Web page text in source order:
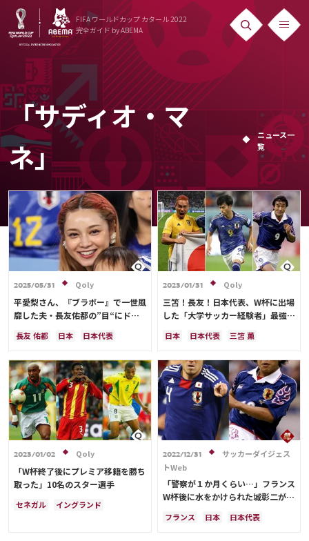
FIFA ワールドカップ カタール 2022
完全ガイドby ABEMA
ニュース
News
出場国
Teams
日本代表
Team Japan
日程・結果
Schedule
ランキング
Ranking
About
視聴方法
iOS Apps
Android
「サディオ・マ
ネ」
ニュース一
覧
2025/05/31 Qoly
平愛梨さん、『ブラボー』で一世風
靡した夫・長友佑都の”目“にドン
人から見ても…」
長友 佑都 日本
日本代表
2023/01/31 Qoly
三笘！長友！日本代表、W杯に出場
した「大学サッカー経験者」最強ベ
日本 日本代表
三笘 薫
ベルギー
クロアチア
シュミット・ダニエル
中山 雄太
スペイン
ポルトガル
アルゼンチン
韓国
谷 晃生
谷口 彰悟
柴崎 岳
伊東 純也
守田 英正
サディオ・マネ
2023/01/02 Qoly
「W杯終了後にプレミア移籍を勝ち
取った」10名のスター選手
セネガル
イングランド
2022/12/31
サッカーダイジェス
トWeb
「警察が１か月くらい…」フランス
W杯後に水をかけられた城彰二が、
は「勉強になります」と感心
フランス 日本
日本代表